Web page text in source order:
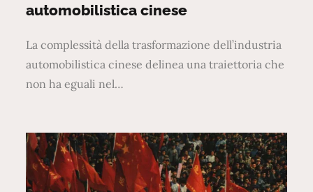
automobilistica cinese
La complessità della trasformazione dell’industria
automobilistica cinese delinea una traiettoria che
non ha eguali nel…